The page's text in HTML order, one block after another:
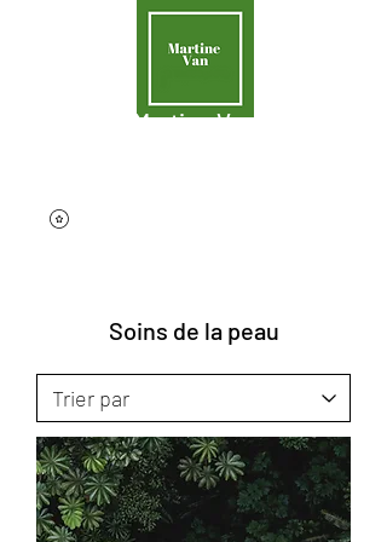
Martine Van
Soins de la peau